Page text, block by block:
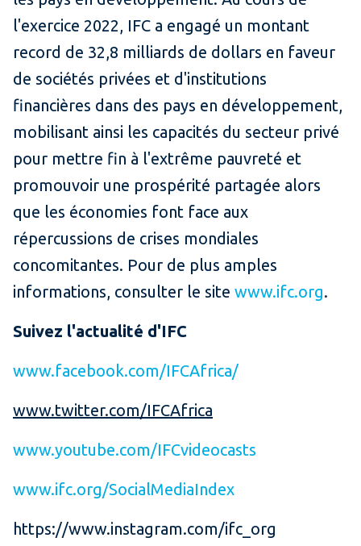
l'exercice 2022, IFC a engagé un montant
record de 32,8 milliards de dollars en faveur
de sociétés privées et d'institutions
financières dans des pays en développement,
mobilisant ainsi les capacités du secteur privé
pour mettre fin à l'extrême pauvreté et
promouvoir une prospérité partagée alors
que les économies font face aux
répercussions de crises mondiales
concomitantes. Pour de plus amples
informations, consulter le site www.ifc.org.
Suivez l'actualité d'IFC
www.facebook.com/IFCAfrica/
www.twitter.com/IFCAfrica
www.youtube.com/IFCvideocasts
www.ifc.org/SocialMediaIndex
https://www.instagram.com/ifc_org